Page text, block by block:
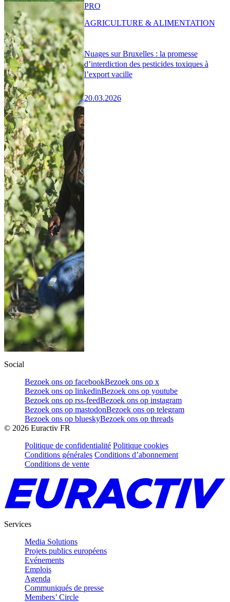
Nuages sur Bruxelles : la promesse
d’interdiction des pesticides toxiques à
l’export vacille
20.03.2026
PRO
AGRICULTURE & ALIMENTATION
Social
Bezoek ons op facebookBezoek ons op x
Bezoek ons op linkedinBezoek ons op youtube
Bezoek ons op rss-feedBezoek ons op instagram
Bezoek ons op mastodonBezoek ons op telegram
Bezoek ons op blueskyBezoek ons op threads
© 2026 Euractiv FR
Politique de confidentialité Politique cookies
Conditions générales Conditions d’abonnement
Conditions de vente
Services
Media Solutions
Projets publics européens
Evénements
Emplois
Agenda
Communiqués de presse
Members’ Circle